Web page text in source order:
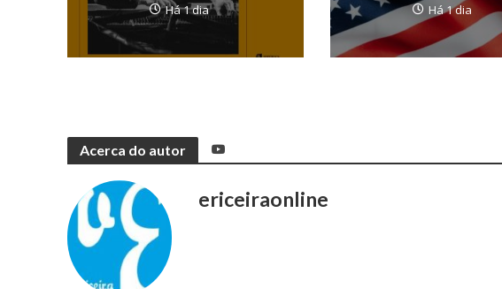
Há 1 dia Há 1 dia
Acerca do autor
ericeiraonline